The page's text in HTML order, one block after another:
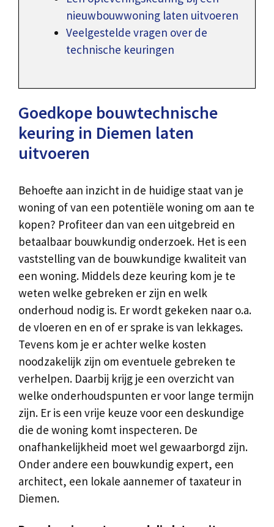
nieuwbouwwoning laten uitvoeren
Veelgestelde vragen over de
technische keuringen
Goedkope bouwtechnische
keuring in Diemen laten
uitvoeren
Behoefte aan inzicht in de huidige staat van je
woning of van een potentiële woning om aan te
kopen? Profiteer dan van een uitgebreid en
betaalbaar bouwkundig onderzoek. Het is een
vaststelling van de bouwkundige kwaliteit van
een woning. Middels deze keuring kom je te
weten welke gebreken er zijn en welk
onderhoud nodig is. Er wordt gekeken naar o.a.
de vloeren en en of er sprake is van lekkages.
Tevens kom je er achter welke kosten
noodzakelijk zijn om eventuele gebreken te
verhelpen. Daarbij krijg je een overzicht van
welke onderhoudspunten er voor lange termijn
zijn. Er is een vrije keuze voor een deskundige
die de woning komt inspecteren. De
onafhankelijkheid moet wel gewaarborgd zijn.
Onder andere een bouwkundig expert, een
architect, een lokale aannemer of taxateur in
Diemen.